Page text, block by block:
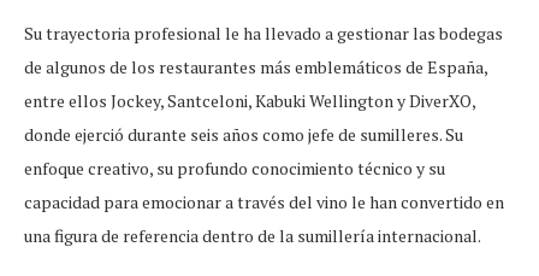
Su trayectoria profesional le ha llevado a gestionar las bodegas
de algunos de los restaurantes más emblemáticos de España,
entre ellos Jockey, Santceloni, Kabuki Wellington y DiverXO,
donde ejerció durante seis años como jefe de sumilleres. Su
enfoque creativo, su profundo conocimiento técnico y su
capacidad para emocionar a través del vino le han convertido en
una figura de referencia dentro de la sumillería internacional.